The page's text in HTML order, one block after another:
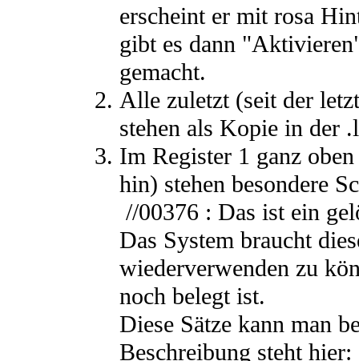
erscheint er mit rosa
gibt es dann
gemacht.
Alle zuletzt (seit der
stehen als Kopie in der
Im Register 1 ganz
hin) stehen besondere
//00376 : Das ist ein
Das System braucht
wiederverwenden zu
noch belegt ist.
Diese Sätze kann man
Beschreibung steht